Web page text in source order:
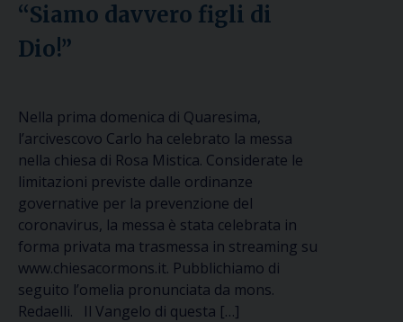
“Siamo davvero figli di
Dio!”
Nella prima domenica di Quaresima,
l’arcivescovo Carlo ha celebrato la messa
nella chiesa di Rosa Mistica. Considerate le
limitazioni previste dalle ordinanze
governative per la prevenzione del
coronavirus, la messa è stata celebrata in
forma privata ma trasmessa in streaming su
www.chiesacormons.it. Pubblichiamo di
seguito l’omelia pronunciata da mons.
Redaelli. Il Vangelo di questa […]